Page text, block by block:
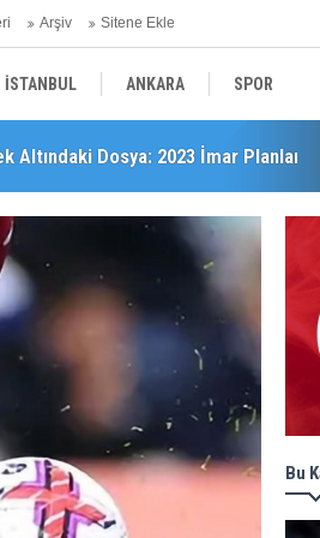
Arşiv Sitene Ekle
İSTANBUL ANKARA SPOR
EKONOMİ POLİTİKA
Dosya: 2023 İmar Planları
Bu